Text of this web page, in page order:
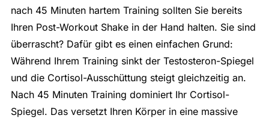
nach 45 Minuten hartem Training sollten Sie bereits
Ihren Post-Workout Shake in der Hand halten. Sie sind
überrascht? Dafür gibt es einen einfachen Grund:
Während Ihrem Training sinkt der Testosteron-Spiegel
und die Cortisol-Ausschüttung steigt gleichzeitig an.
Nach 45 Minuten Training dominiert Ihr Cortisol-
Spiegel. Das versetzt Ihren Körper in eine massive